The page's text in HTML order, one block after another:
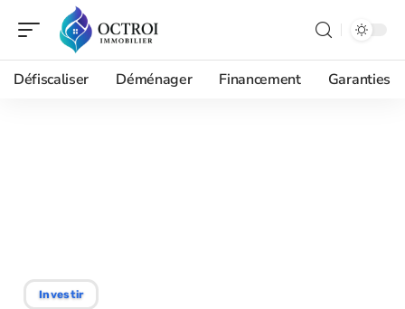
Défiscaliser Déménager Financement Garanties
Investir